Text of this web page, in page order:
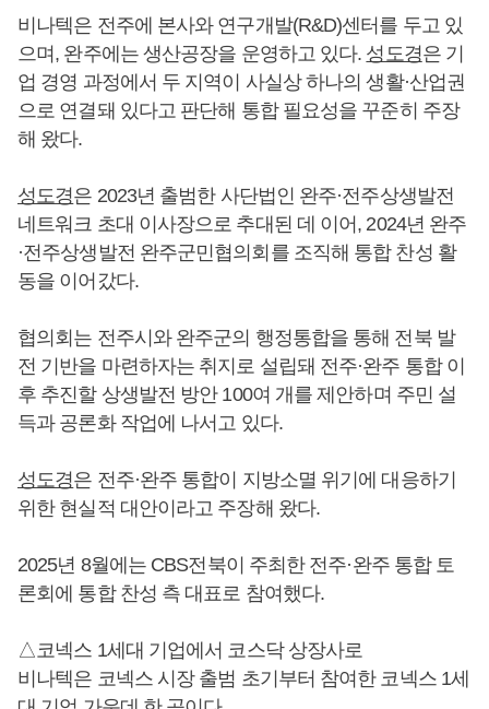
비나텍은 전주에 본사와 연구개발(R&D)센터를 두고 있
으며, 완주에는 생산공장을 운영하고 있다. 성도경은 기
업 경영 과정에서 두 지역이 사실상 하나의 생활·산업권
으로 연결돼 있다고 판단해 통합 필요성을 꾸준히 주장
해 왔다.
성도경은 2023년 출범한 사단법인 완주·전주상생발전
네트워크 초대 이사장으로 추대된 데 이어, 2024년 완주
·전주상생발전 완주군민협의회를 조직해 통합 찬성 활
동을 이어갔다.
협의회는 전주시와 완주군의 행정통합을 통해 전북 발
전 기반을 마련하자는 취지로 설립돼 전주·완주 통합 이
후 추진할 상생발전 방안 100여 개를 제안하며 주민 설
득과 공론화 작업에 나서고 있다.
성도경은 전주·완주 통합이 지방소멸 위기에 대응하기
위한 현실적 대안이라고 주장해 왔다.
2025년 8월에는 CBS전북이 주최한 전주·완주 통합 토
론회에 통합 찬성 측 대표로 참여했다.
△코넥스 1세대 기업에서 코스닥 상장사로
비나텍은 코넥스 시장 출범 초기부터 참여한 코넥스 1세